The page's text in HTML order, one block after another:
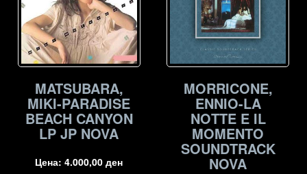
MATSUBARA,
MIKI-PARADISE
BEACH CANYON
LP JP NOVA
Цена:4.000,00ден
MORRICONE,
ENNIO-LA
NOTTE E IL
MOMENTO
SOUNDTRACK
NOVA